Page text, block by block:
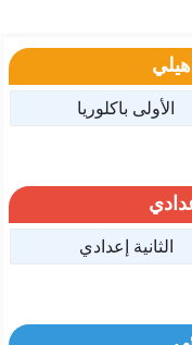
الأولى باكلوريا
الثانية إعدادي